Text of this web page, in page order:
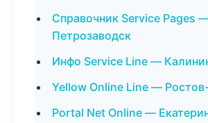
Справочник Service Pages
Петрозаводск
Инфо Service Line —
Yellow Online Line —
Portal Net Online —